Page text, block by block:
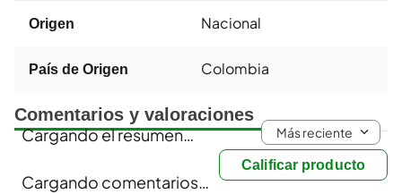
Origen Nacional
País de Origen Colombia
Comentarios y valoraciones
Calificar producto
Cargando el resumen… Más reciente
Cargando comentarios…